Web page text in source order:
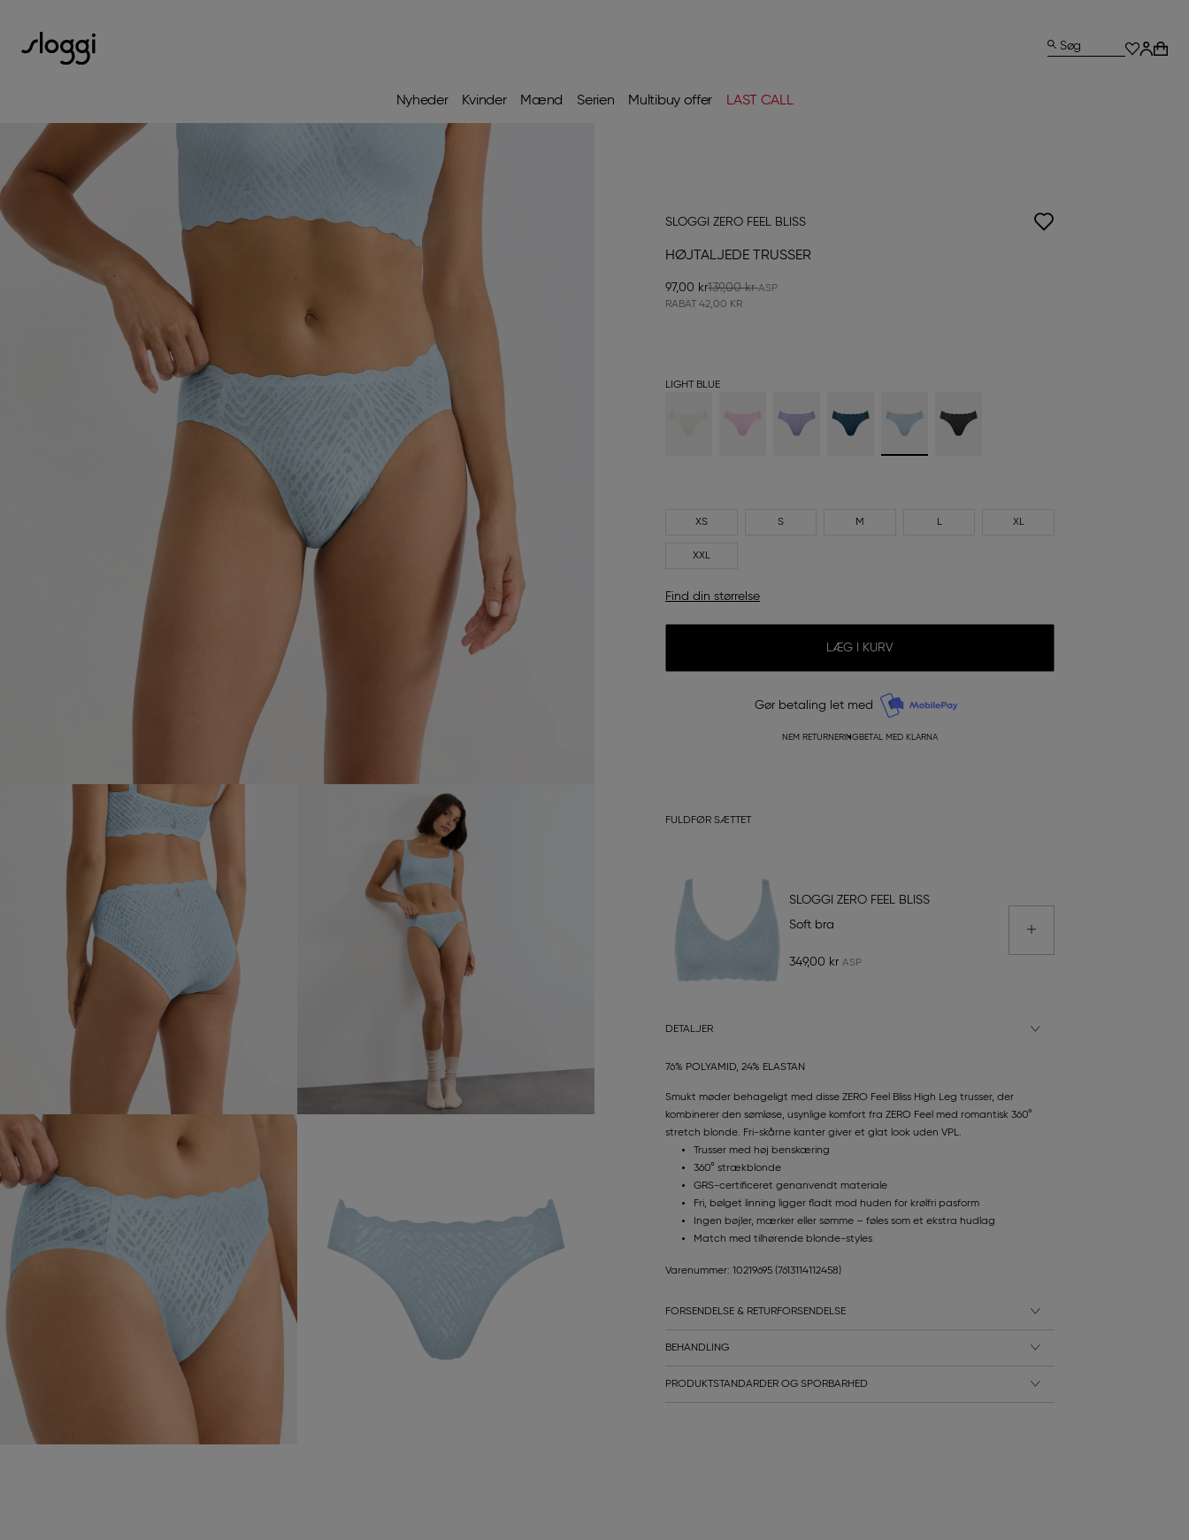
Nyheder Kvinder Mænd Serien Multibuy offer LAST CALL
Søg
SLOGGI ZERO FEEL BLISS
HØJTALJEDE TRUSSER
97,00 kr139,00 kr
RABAT 42,00 KR
LIGHT BLUE
XS S M L XL
XXL
Find din størrelse
LÆG I KURV
Gør betaling let med
NEM RETURNERINGBETAL MED KLARNA
FULDFØR SÆTTET
SLOGGI ZERO FEEL BLISS
Soft bra
349,00 kr
DETALJER
76% POLYAMID, 24% ELASTAN
Smukt møder behageligt med disse ZERO Feel Bliss High Leg trusser, der
kombinerer den sømløse, usynlige komfort fra ZERO Feel med romantisk 360°
stretch blonde. Fri-skårne kanter giver et glat look uden VPL.
Trusser med høj benskæring
360° strækblonde
GRS-certificeret genanvendt materiale
Fri, bølget linning ligger fladt mod huden for krølfri pasform
Ingen bøjler, mærker eller sømme – føles som et ekstra hudlag
Match med tilhørende blonde-styles
Varenummer: 10219695 (7613114112458)
FORSENDELSE & RETURFORSENDELSE
BEHANDLING
PRODUKTSTANDARDER OG SPORBARHED